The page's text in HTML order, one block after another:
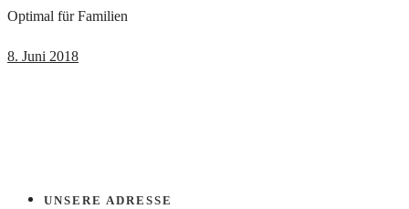
Optimal für Familien
8. Juni 2018
UNSERE ADRESSE